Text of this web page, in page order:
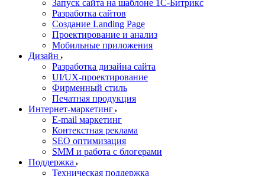
Запуск сайта на шаблоне 1С-Битрикс
Разработка сайтов
Создание Landing Page
Проектирование и анализ
Мобильные приложения
Дизайн
Разработка дизайна сайта
UI/UX-проектирование
Фирменный стиль
Печатная продукция
Интернет-маркетинг
E-mail маркетинг
Контекстная реклама
SEO оптимизация
SMM и работа с блогерами
Поддержка
Техническая поддержка